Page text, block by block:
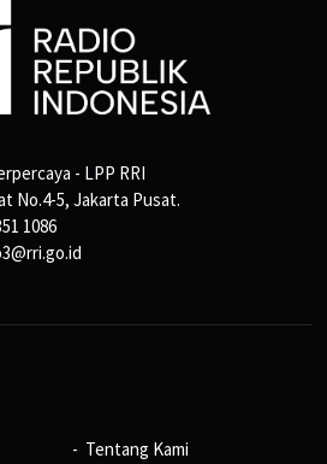
- LPP RRI
No.4-5, Jakarta Pusat.
1086
Tentang Kami